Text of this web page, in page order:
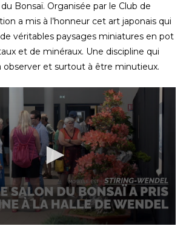
Bonsaï. Organisée par le Club de
a mis à l’honneur cet art japonais qui
véritables paysages miniatures en pot
et de minéraux. Une discipline qui
observer et surtout à être minutieux.